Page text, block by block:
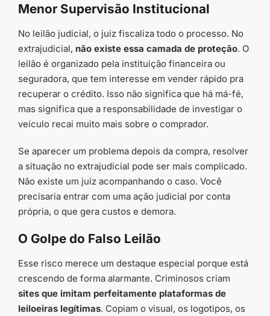
Menor Supervisão Institucional
No leilão judicial, o juiz fiscaliza todo o processo. No
extrajudicial, não existe essa camada de proteção. O
leilão é organizado pela instituição financeira ou
seguradora, que tem interesse em vender rápido pra
recuperar o crédito. Isso não significa que há má-fé,
mas significa que a responsabilidade de investigar o
veículo recai muito mais sobre o comprador.
Se aparecer um problema depois da compra, resolver
a situação no extrajudicial pode ser mais complicado.
Não existe um juiz acompanhando o caso. Você
precisaria entrar com uma ação judicial por conta
própria, o que gera custos e demora.
O Golpe do Falso Leilão
Esse risco merece um destaque especial porque está
crescendo de forma alarmante. Criminosos criam
sites que imitam perfeitamente plataformas de
leiloeiras legítimas. Copiam o visual, os logotipos, os